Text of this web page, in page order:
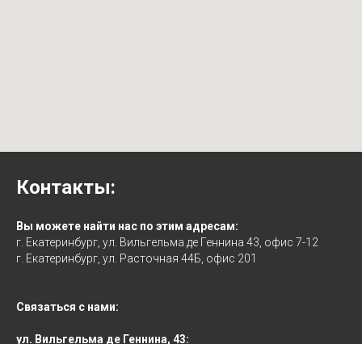
Контакты:
Вы можете найти нас по этим адресам:
г. Екатеринбург, ул. Вильгельма де Геннина 43, офис 7-12
г. Екатеринбург, ул. Расточная 44Б, офис 201
Связаться с нами:
ул. Вильгельма де Геннина, 43: